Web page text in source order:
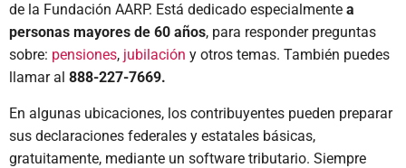
de la Fundación AARP. Está dedicado especialmente a
personas mayores de 60 años, para responder preguntas
sobre: pensiones, jubilación y otros temas. También puedes
llamar al 888-227-7669.
En algunas ubicaciones, los contribuyentes pueden preparar
sus declaraciones federales y estatales básicas,
gratuitamente, mediante un software tributario. Siempre